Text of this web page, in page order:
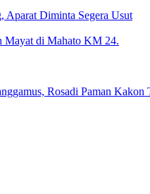
Aparat Diminta Segera Usut
Mayat di Mahato KM 24.
Rosadi Paman